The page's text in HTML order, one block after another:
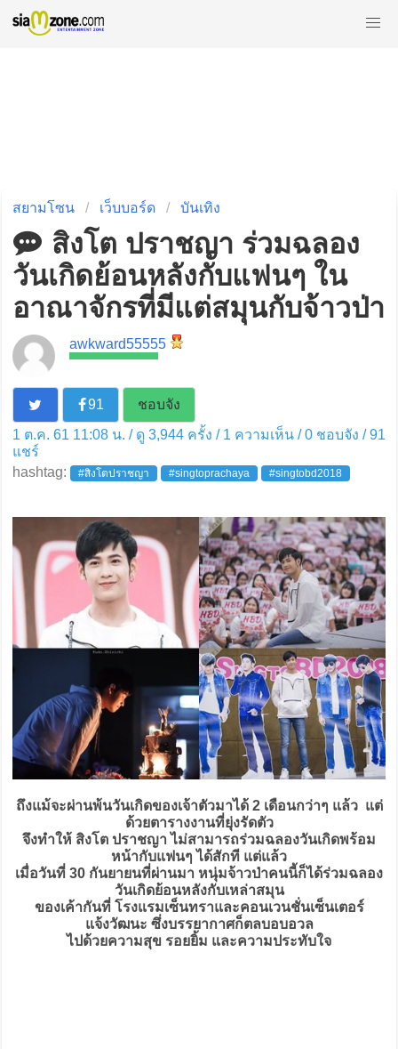
สยามโซน เว็บบอร์ด บันเทิง
สิงโต ปราชญา ร่วมฉลอง
วันเกิดย้อนหลังกับแฟนๆ ใน
อาณาจักรที่มีแต่สมุนกับจ้าวป่า
awkward55555
91
ชอบจัง
1 ต.ค. 61 11:08 น. / ดู 3,944 ครั้ง / 1 ความเห็น /0ชอบจัง /91
แชร์
hashtag:
#สิงโตปราชญา #singtoprachaya #singtobd2018
ถึงแม้จะผ่านพ้นวันเกิดของเจ้าตัวมาได้ 2 เดือนกว่าๆ แล้ว แต่
ด้วยตารางงานที่ยุ่งรัดตัว
จึงทำให้ สิงโต ปราชญา ไม่สามารถร่วมฉลองวันเกิดพร้อม
หน้ากับแฟนๆ ได้สักที แต่แล้ว
เมื่อวันที่ 30 กันยายนที่ผ่านมา หนุ่มจ้าวป่าคนนี้ก็ได้ร่วมฉลอง
วันเกิดย้อนหลังกับเหล่าสมุน
ของเค้ากันที่ โรงแรมเซ็นทราและคอนเวนชั่นเซ็นเตอร์
แจ้งวัฒนะ ซึ่งบรรยากาศก็ตลบอบอวล
ไปด้วยความสุข รอยยิ้ม และความประทับใจ